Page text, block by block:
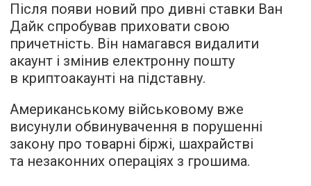
Після появи новий про дивні ставки Ван
Дайк спробував приховати свою
причетність. Він намагався видалити
акаунт і змінив електронну пошту
в криптоакаунті на підставну.
Американському військовому вже
висунули обвинувачення в порушенні
закону про товарні біржі, шахрайстві
та незаконних операціях з грошима.